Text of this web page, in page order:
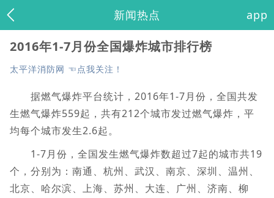
新闻热点 app
2016年1-7月份全国爆炸城市排行榜
太平洋消防网 ☜点我关注！
据燃气爆炸平台统计，2016年1-7月份，全国共发
生燃气爆炸559起，共有212个城市发过燃气爆炸，平
均每个城市发生2.6起。
1-7月份，全国发生燃气爆炸数超过7起的城市共19
个，分别为：南通、杭州、武汉、南京、深圳、温州、
北京、哈尔滨、上海、苏州、大连、广州、济南、柳